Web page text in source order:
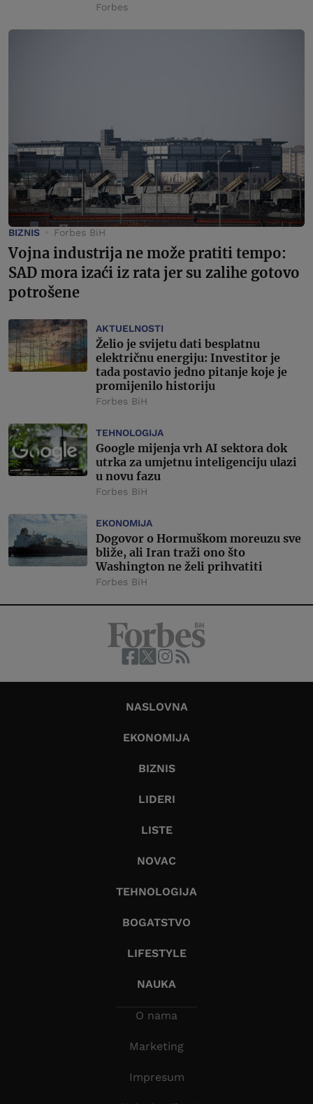
Forbes
BIZNIS Forbes BiH
Vojna industrija ne može pratiti tempo:
SAD mora izaći iz rata jer su zalihe gotovo
potrošene
AKTUELNOSTI
Želio je svijetu dati besplatnu
električnu energiju: Investitor je
tada postavio jedno pitanje koje je
promijenilo historiju
Forbes BiH
TEHNOLOGIJA
Google mijenja vrh AI sektora dok
utrka za umjetnu inteligenciju ulazi
u novu fazu
Forbes BiH
EKONOMIJA
Dogovor o Hormuškom moreuzu sve
bliže, ali Iran traži ono što
Washington ne želi prihvatiti
Forbes BiH
NASLOVNA
EKONOMIJA
BIZNIS
LIDERI
LISTE
NOVAC
TEHNOLOGIJA
BOGATSTVO
LIFESTYLE
NAUKA
O nama
Marketing
Impresum